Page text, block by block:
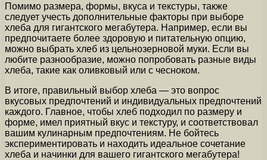
Помимо размера, формы, вкуса и текстуры, также
следует учесть дополнительные факторы при выборе
хлеба для гигантского мегабутера. Например, если вы
предпочитаете более здоровую и питательную опцию,
можно выбрать хлеб из цельнозерновой муки. Если вы
любите разнообразие, можно попробовать разные виды
хлеба, такие как оливковый или с чесноком.
В итоге, правильный выбор хлеба — это вопрос
вкусовых предпочтений и индивидуальных предпочтений
каждого. Главное, чтобы хлеб подходил по размеру и
форме, имел приятный вкус и текстуру, и соответствовал
вашим кулинарным предпочтениям. Не бойтесь
экспериментировать и находить идеальное сочетание
хлеба и начинки для вашего гигантского мегабутера!